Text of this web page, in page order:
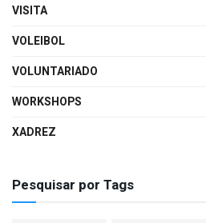
VISITA
VOLEIBOL
VOLUNTARIADO
WORKSHOPS
XADREZ
Pesquisar por Tags